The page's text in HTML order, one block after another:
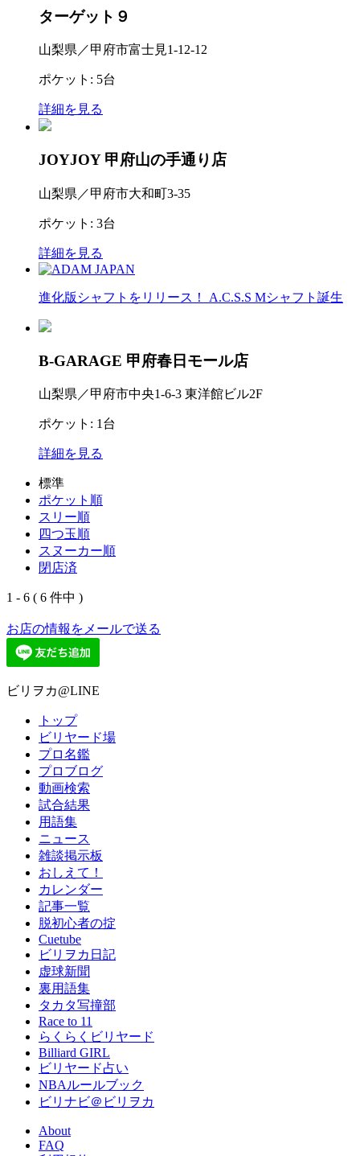
ターゲット９
山梨県／甲府市富士見1-12-12
ポケット: 5台
詳細を見る
JOYJOY 甲府山の手通り店
山梨県／甲府市大和町3-35
ポケット: 3台
詳細を見る
進化版シャフトをリリース！ A.C.S.S Mシャフト誕生
B-GARAGE 甲府春日モール店
山梨県／甲府市中央1-6-3 東洋館ビル2F
ポケット: 1台
詳細を見る
標準
ポケット順
スリー順
四つ玉順
スヌーカー順
閉店済
1 - 6 ( 6 件中 )
お店の情報をメールで送る
ビリヲカ@LINE
トップ
ビリヤード場
プロ名鑑
プロブログ
動画検索
試合結果
用語集
ニュース
雑談掲示板
おしえて！
カレンダー
記事一覧
脱初心者の掟
Cuetube
ビリヲカ日記
虚球新聞
裏用語集
タカタ写撞部
Race to 11
らくらくビリヤード
Billiard GIRL
ビリヤード占い
NBAルールブック
ビリナビ＠ビリヲカ
About
FAQ